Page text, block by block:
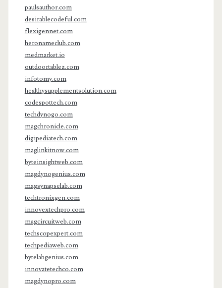
paulsauthor.com
desirablecodeful.com
flexigennet.com
heronameclub.com
medmarket.io
outdoortablez.com
infotomy.com
healthysupplementsolution.com
codespottech.com
techdynogo.com
magchronicle.com
digipediatech.com
maglinkitnow.com
byteinsightweb.com
magdynogenius.com
magsynapselab.com
techtronixgen.com
innovextechpro.com
magcircuitweb.com
techscopexpert.com
techpediaweb.com
bytelabgenius.com
innovatetechco.com
magdynopro.com